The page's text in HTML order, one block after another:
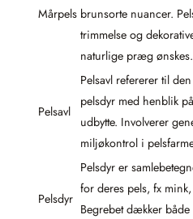
Mårpels brunsorte nuancer.
trimmelse og
naturlige præg ønskes.
Pelsavl
Pelsavl refererer til
pelsdyr med henblik
udbytte. Involverer
miljøkontrol i
Pelsdyr
Pelsdyr er
for deres pels, fx
Begrebet dækker